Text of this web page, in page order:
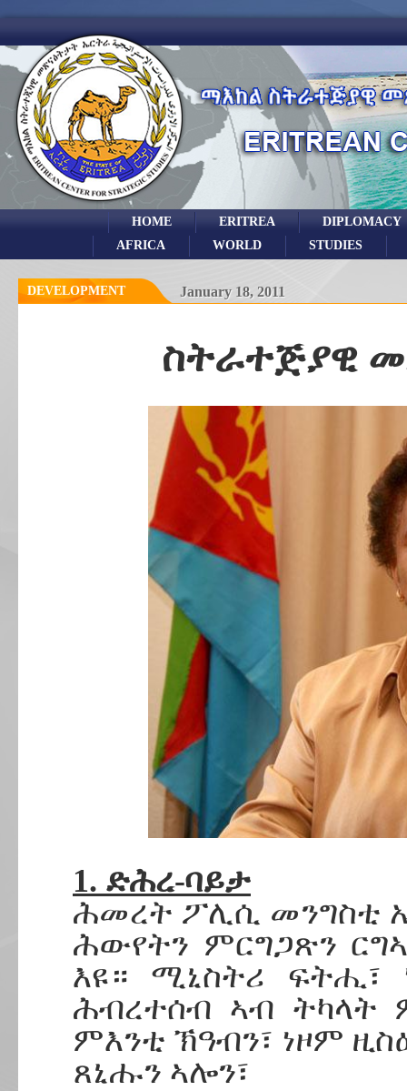
DIPLOMACY
ERITREA
HOME
STUDIES
WORLD
AFRICA
DEVELOPMENT January 18, 2011
ስትራተጅያዊ
1. ድሕረ-ባይታ
ሕመረት ፖሊሲ መንግስቲ
ሕውየትን ምርግጋጽን
እዩ። ሚኒስትሪ
ሕብረተሰብ ኣብ ትካላት
ምእንቲ ኽዓብን፣ ነዞም
ጸኒሑን ኣሎን፣